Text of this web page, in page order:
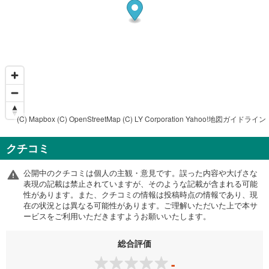
(C) Mapbox (C) OpenStreetMap (C) LY Corporation Yahoo!地図ガイドライン
クチコミ
公開中のクチコミは個人の主観・意見です。誤った内容や大げさな
表現の記載は禁止されていますが、そのような記載が含まれる可能
性があります。また、クチコミの情報は投稿時点の情報であり、現
在の状況とは異なる可能性があります。ご理解いただいた上で本サ
ービスをご利用いただきますようお願いいたします。
総合評価
-